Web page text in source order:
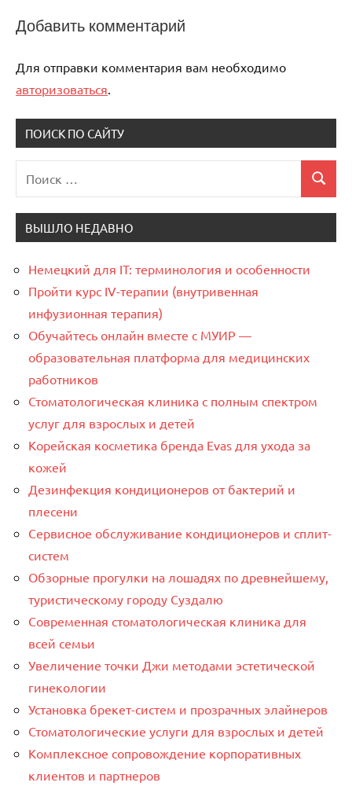
Добавить комментарий
Для отправки комментария вам необходимо
авторизоваться
ПОИСК ПО САЙТУ
для:
Поиск
ВЫШЛО НЕДАВНО
Немецкий для IT: терминология и особенности
Пройти курс IV-терапии (внутривенная
инфузионная терапия)
Обучайтесь онлайн вместе с МУИР —
образовательная платформа для медицинских
работников
Стоматологическая клиника с полным спектром
услуг для взрослых и детей
Корейская косметика бренда Evas для ухода за
кожей
Дезинфекция кондиционеров от бактерий и
плесени
Сервисное обслуживание кондиционеров и сплит-
систем
Обзорные прогулки на лошадях по древнейшему,
туристическому городу Суздалю
Современная стоматологическая клиника для
всей семьи
Увеличение точки Джи методами эстетической
гинекологии
Установка брекет-систем и прозрачных элайнеров
Стоматологические услуги для взрослых и детей
Комплексное сопровождение корпоративных
клиентов и партнеров